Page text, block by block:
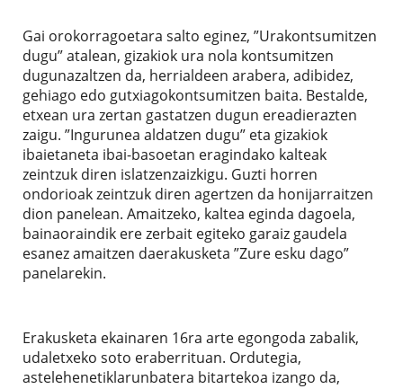
Gai orokorragoetara salto eginez, ”Urakontsumitzen
dugu” atalean, gizakiok ura nola kontsumitzen
dugunazaltzen da, herrialdeen arabera, adibidez,
gehiago edo gutxiagokontsumitzen baita. Bestalde,
etxean ura zertan gastatzen dugun ereadierazten
zaigu. ”Ingurunea aldatzen dugu” eta gizakiok
ibaietaneta ibai-basoetan eragindako kalteak
zeintzuk diren islatzenzaizkigu. Guzti horren
ondorioak zeintzuk diren agertzen da honijarraitzen
dion panelean. Amaitzeko, kaltea eginda dagoela,
bainaoraindik ere zerbait egiteko garaiz gaudela
esanez amaitzen daerakusketa ”Zure esku dago”
panelarekin.
Erakusketa ekainaren 16ra arte egongoda zabalik,
udaletxeko soto eraberrituan. Ordutegia,
astelehenetiklarunbatera bitartekoa izango da,